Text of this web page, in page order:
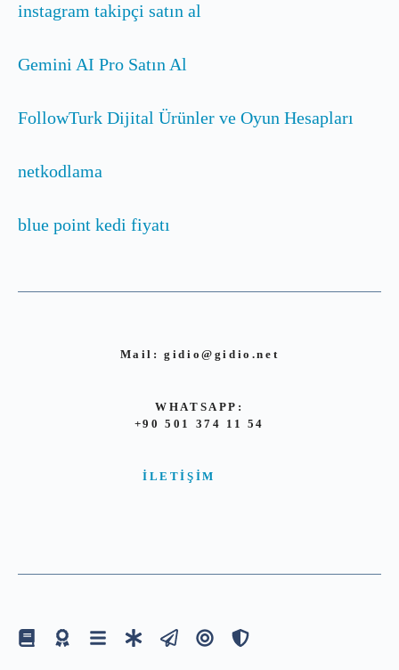
instagram takipçi satın al
Gemini AI Pro Satın Al
FollowTurk Dijital Ürünler ve Oyun Hesapları
netkodlama
blue point kedi fiyatı
Mail: gidio@gidio.net
WHATSAPP:
+90 501 374 11 54
İLETIŞIM